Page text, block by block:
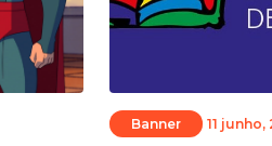
Banner 11 junho,